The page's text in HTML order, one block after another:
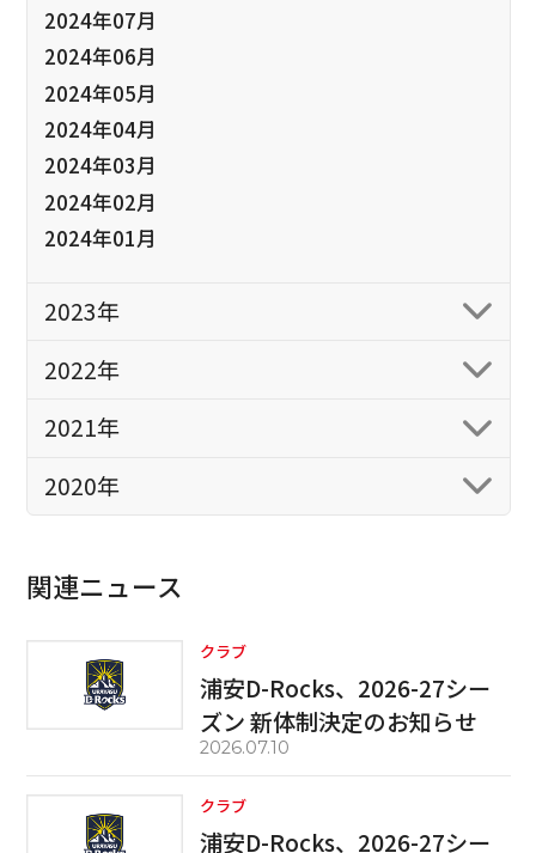
2024年07月
2024年06月
2024年05月
2024年04月
2024年03月
2024年02月
2024年01月
2023年
2022年
2021年
2020年
関連ニュース
クラブ
浦安D-Rocks、2026-27シー
ズン 新体制決定のお知らせ
2026.07.10
クラブ
浦安D-Rocks、2026-27シー